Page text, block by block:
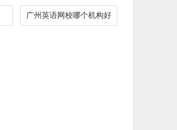
广州英语网校哪个机构好